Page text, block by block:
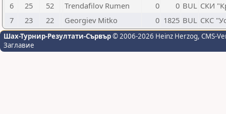
6
25 52 Trendafilov Rumen 0 0 BUL СКИ
7
23 22 Georgiev Mitko 0 1825 BUL СКС
Шах-Турнир-Резултати-Сървър© 2006-2026 Heinz Herzog, CMS-
Заглавие